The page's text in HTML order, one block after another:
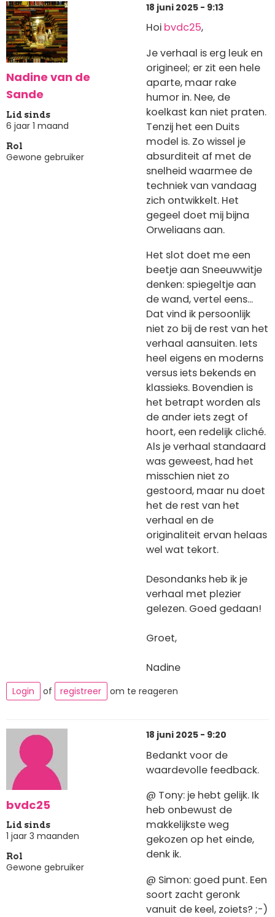
Nadine van de
Sande
Lid sinds
6 jaar 1 maand
Rol
Gewone gebruiker
18 juni 2025 - 9:13
Hoi bvdc25,
Je verhaal is erg leuk en
origineel; er zit een hele
aparte, maar rake
humor in. Nee, de
koelkast kan niet praten.
Tenzij het een Duits
model is. Zo wissel je
absurditeit af met de
snelheid waarmee de
techniek van vandaag
zich ontwikkelt. Het
gegeel doet mij bijna
Orweliaans aan.
Het slot doet me een
beetje aan Sneeuwwitje
denken: spiegeltje aan
de wand, vertel eens...
Dat vind ik persoonlijk
niet zo bij de rest van het
verhaal aansuiten. Iets
heel eigens en moderns
versus iets bekends en
klassieks. Bovendien is
het betrapt worden als
de ander iets zegt of
hoort, een redelijk cliché.
Als je verhaal standaard
was geweest, had het
misschien niet zo
gestoord, maar nu doet
het de rest van het
verhaal en de
originaliteit ervan helaas
wel wat tekort.
Desondanks heb ik je
verhaal met plezier
gelezen. Goed gedaan!
Groet,
Nadine
Login of registreer om te reageren
bvdc25
Lid sinds
1 jaar 3 maanden
Rol
Gewone gebruiker
18 juni 2025 - 9:20
Bedankt voor de
waardevolle feedback.
@ Tony: je hebt gelijk. Ik
heb onbewust de
makkelijkste weg
gekozen op het einde,
denk ik.
@ Simon: goed punt. Een
soort zacht geronk
vanuit de keel, zoiets? ;-)